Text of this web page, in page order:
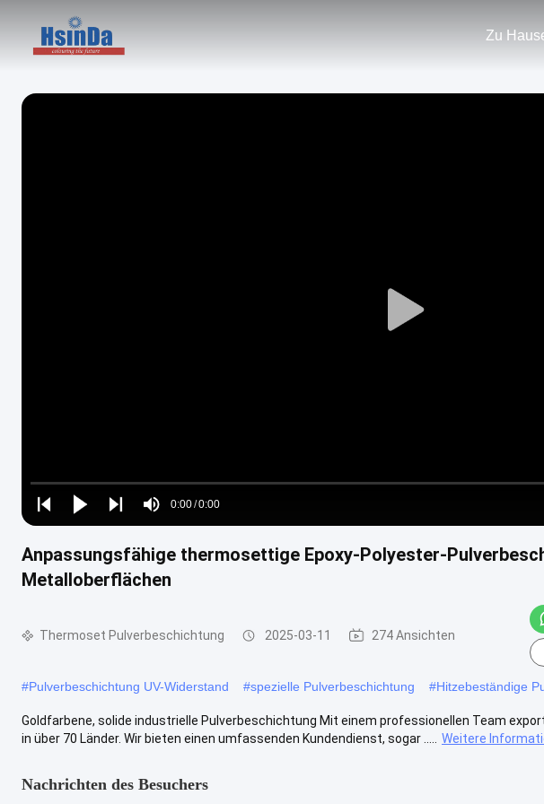
Zu
Play
Play
Play
Play
Mute
Time
0:00/0:00
Loaded:
0%
Anpassungsfähige thermosettige Epoxy-Polyester-
Metalloberflächen
Thermoset Pulverbeschichtung 2025-03-11 274 Ansichten
#Pulverbeschichtung UV-Widerstand #spezielle Pulverbeschichtung #Hitzebeständige
Goldfarbene, solide industrielle Pulverbeschichtung Mit einem professionellen Team
in über 70 Länder. Wir bieten einen umfassenden Kundendienst, sogar .....
Weitere
Nachrichten des Besuchers